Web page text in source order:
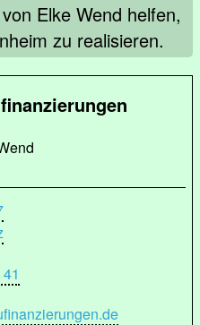
Elke Wend helfen,
zu realisieren.